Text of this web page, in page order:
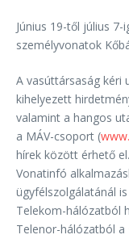
Június 19-től július
személyvonatok
A vasúttársaság kéri
kihelyezett
valamint a hangos
a MÁV-csoport (
hírek között érhető
Vonatinfó
ügyfélszolgálatánál
Telekom-hálózatból
Telenor-hálózatból a